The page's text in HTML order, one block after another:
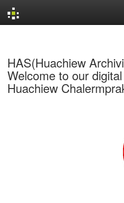
HAS(Huachiew
Welcome to our
Huachiew